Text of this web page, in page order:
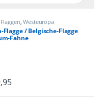
Flaggen ,Westeuropa
Flagge / Belgische-Flagge
Fahne
Produkt weist mehrere